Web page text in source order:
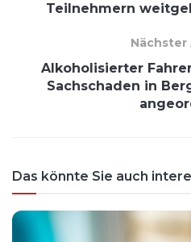
Teilnehmern
Nächster
Alkoholisierter
Sachschaden in
Das könnte Sie auch